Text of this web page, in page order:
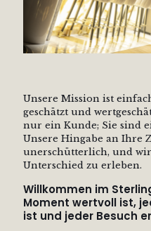
Unsere Mission ist
geschätzt und
nur ein Kunde; Sie sind
Unsere Hingabe an Ihre
unerschütterlich, und
Unterschied zu erleben.
Willkommen im
Moment wertvoll ist,
ist und jeder Besuch